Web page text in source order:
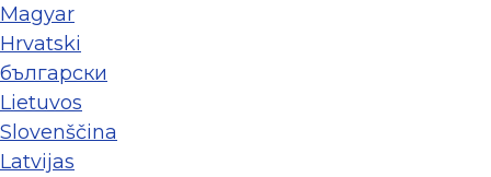
Magyar
Hrvatski
български
Lietuvos
Slovenščina
Latvijas